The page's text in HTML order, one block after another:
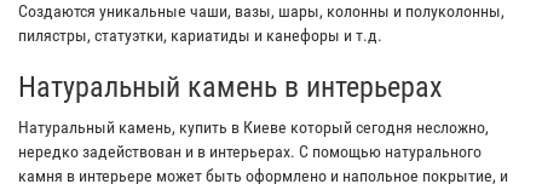
Создаются уникальные чаши, вазы, шары, колонны и полуколонны,
пилястры, статуэтки, кариатиды и канефоры и т.д.
Натуральный камень в интерьерах
Натуральный камень, купить в Киеве который сегодня несложно,
нередко задействован и в интерьерах. С помощью натурального
камня в интерьере может быть оформлено и напольное покрытие, и